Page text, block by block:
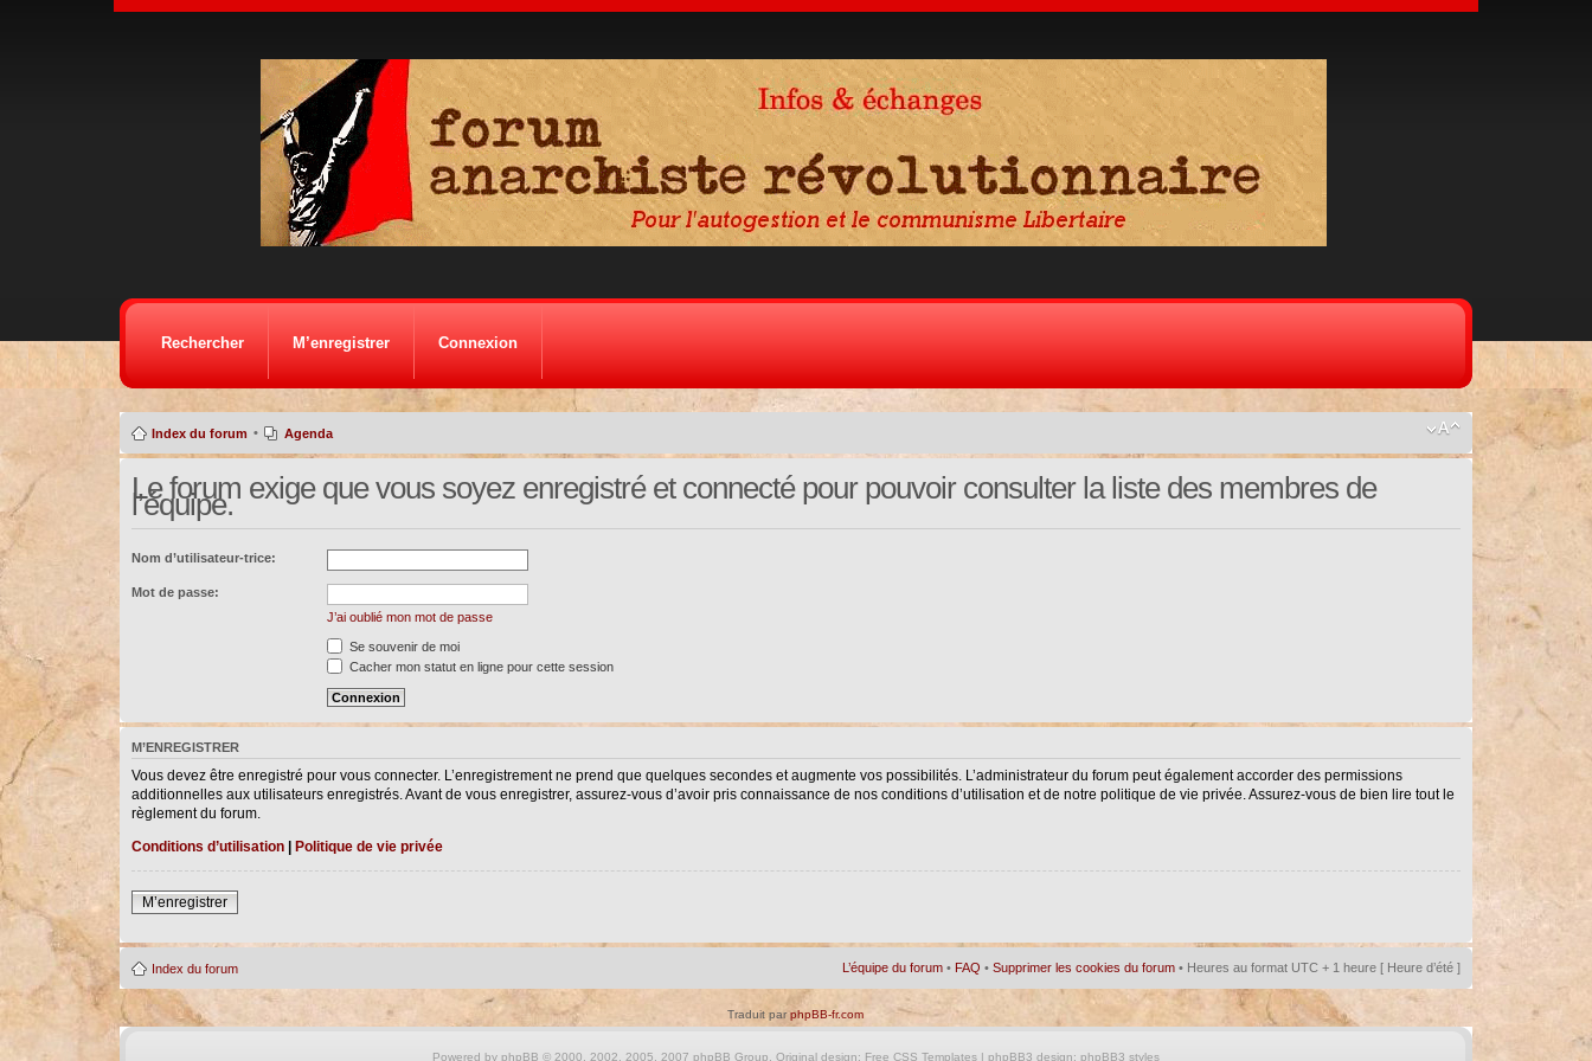
Rechercher M’enregistrer Connexion
Index du forum • Agenda
Le forum exige que vous soyez enregistré et connecté pour pouvoir consulter la liste des membres de
l’équipe.
Nom d’utilisateur-trice:
Mot de passe:
J’ai oublié mon mot de passe
Se souvenir de moi
Cacher mon statut en ligne pour cette session
M’ENREGISTRER
Vous devez être enregistré pour vous connecter. L’enregistrement ne prend que quelques secondes et augmente vos possibilités. L’administrateur du forum peut également accorder des permissions
additionnelles aux utilisateurs enregistrés. Avant de vous enregistrer, assurez-vous d’avoir pris connaissance de nos conditions d’utilisation et de notre politique de vie privée. Assurez-vous de bien lire tout le
règlement du forum.
Conditions d’utilisation| Politique de vie privée
M’enregistrer
Index du forum L’équipe du forum • FAQ •Supprimer les cookies du forum • Heures au format UTC + 1 heure [ Heure d’été ]
Traduit parphpBB-fr.com
Powered by phpBB © 2000, 2002, 2005, 2007 phpBB Group. Original design: Free CSS Templates| phpBB3 design: phpBB3 styles